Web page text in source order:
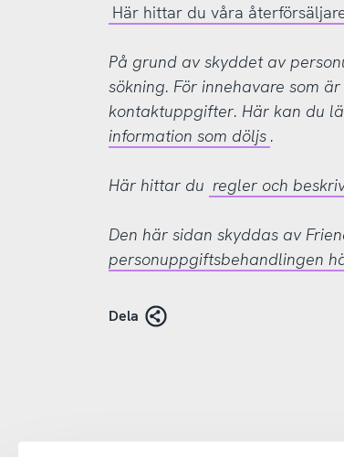
Här hittar du våra
På grund av skyddet av
sökning. För innehavare som
kontaktuppgifter. Här kan du
information som döljs .
Här hittar du regler och
Den här sidan skyddas av
personuppgiftsbehandlingen
Dela